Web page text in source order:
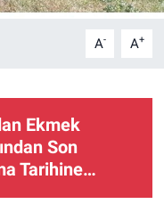
A- A+
Ekmek
Son
Tarihine